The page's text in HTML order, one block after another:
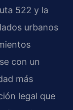
522 y la
urbanos
con un
más
legal que